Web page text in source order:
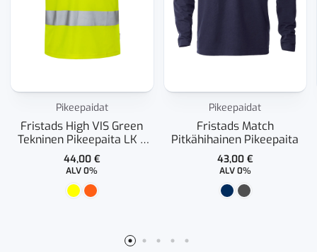
Pikeepaidat
Fristads High VIS Green
Tekninen Pikeepaita LK 3
7861 GPST
44,00 €
ALV 0%
Pikeepaidat
Fristads Match
Pitkähihainen Pikeepaita
43,00 €
ALV 0%